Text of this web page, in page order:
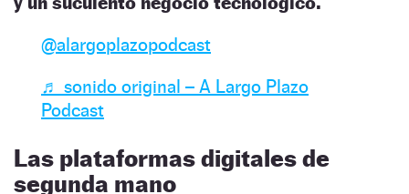
@alargoplazopodcast
♬ sonido original – A Largo Plazo
Podcast
Las plataformas digitales de
segunda mano